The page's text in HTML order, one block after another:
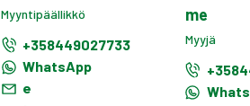
Myyntipäällikkö
+358449027733
WhatsApp
e
me
Myyjä